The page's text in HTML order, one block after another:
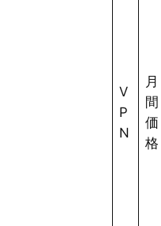
V
P
N
月
間
価
格